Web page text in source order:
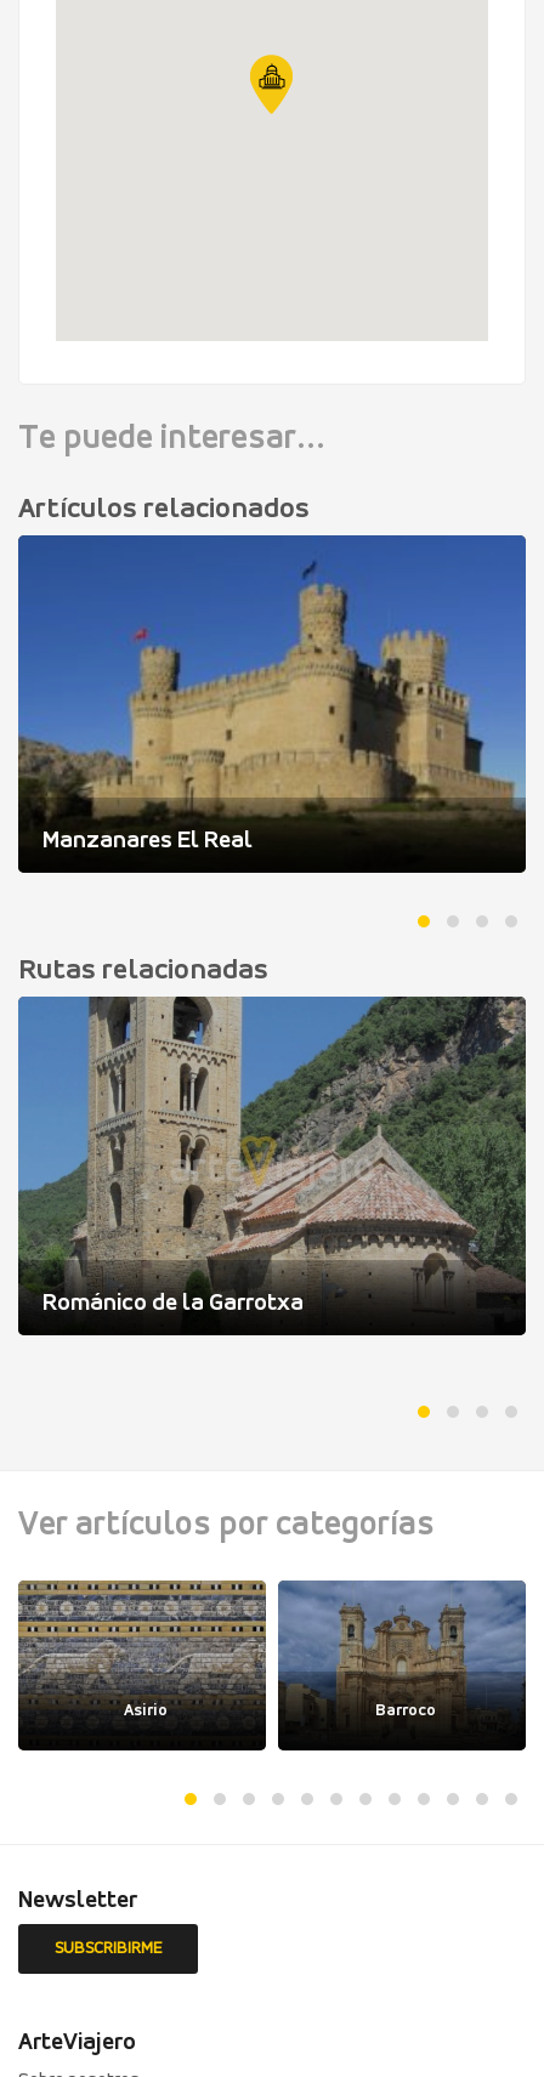
Te puede interesar...
Artículos relacionados
Manzanares El Real
Rutas relacionadas
Románico de la Garrotxa
Ver artículos por categorías
Asirio Barroco
Newsletter
ArteViajero